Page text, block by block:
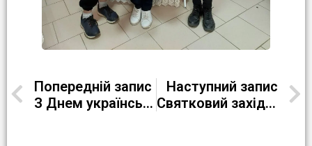
Попередній запис
З Днем української вишиванки!
Наступний запис
Святковий захід «Моя вишиванка – оберіг моєї стійкості»